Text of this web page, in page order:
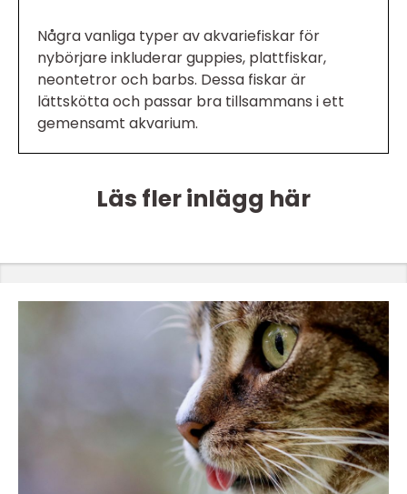
Några vanliga typer av akvariefiskar för
nybörjare inkluderar guppies, plattfiskar,
neontetror och barbs. Dessa fiskar är
lättskötta och passar bra tillsammans i ett
gemensamt akvarium.
Läs fler inlägg här